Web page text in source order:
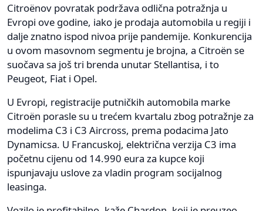
Citroënov povratak podržava odlična potražnja u
Evropi ove godine, iako je prodaja automobila u regiji i
dalje znatno ispod nivoa prije pandemije. Konkurencija
u ovom masovnom segmentu je brojna, a Citroën se
suočava sa još tri brenda unutar Stellantisa, i to
Peugeot, Fiat i Opel.
U Evropi, registracije putničkih automobila marke
Citroën porasle su u trećem kvartalu zbog potražnje za
modelima C3 i C3 Aircross, prema podacima Jato
Dynamicsa. U Francuskoj, električna verzija C3 ima
početnu cijenu od 14.990 eura za kupce koji
ispunjavaju uslove za vladin program socijalnog
leasinga.